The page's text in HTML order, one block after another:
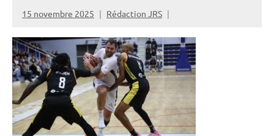
15 novembre 2025 Rédaction JRS